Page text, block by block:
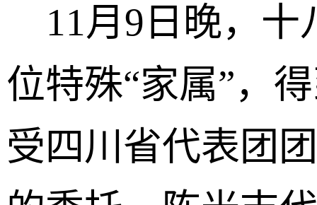
11月9日晚，十
位特殊“家属”，
受四川省代表团